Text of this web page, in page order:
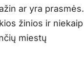
ar yra prasmės.
žinios ir niekaip
miestų